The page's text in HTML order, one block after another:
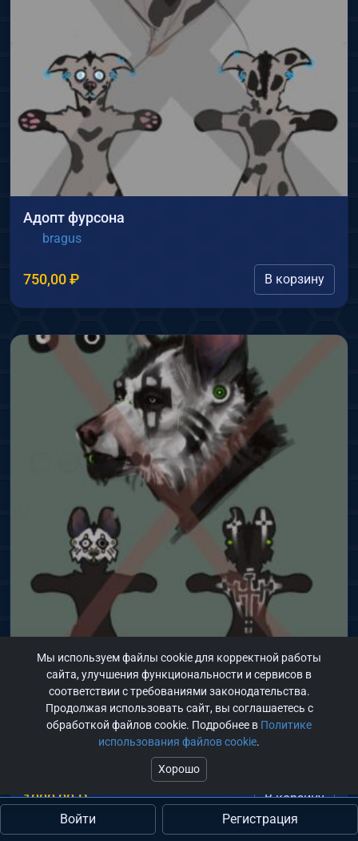
Адопт фурсона
bragus
750,00₽ В корзину
bragus
1000,00₽
В корзину
Войти
Регистрация
Мы используем файлы cookie для корректной работы
сайта, улучшения функциональности и сервисов в
соответствии с требованиями законодательства.
Продолжая использовать сайт, вы соглашаетесь с
обработкой файлов cookie. Подробнее в Политике
использования файлов cookie.
Хорошо